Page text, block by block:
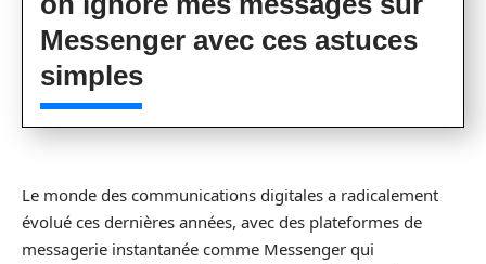
Messenger avec ces astuces
simples
Le monde des communications digitales a radicalement
évolué ces dernières années, avec des plateformes de
messagerie instantanée comme Messenger qui